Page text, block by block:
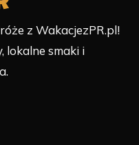
z WakacjezPR.pl!
lokalne smaki i